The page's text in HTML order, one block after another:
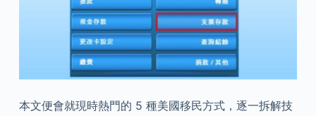
本文便會就現時熱門的 5 種美國移民方式，逐一拆解技